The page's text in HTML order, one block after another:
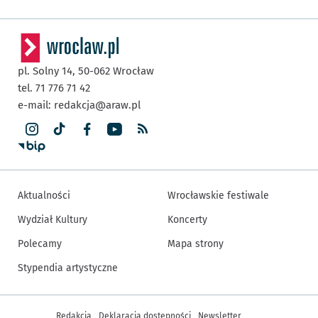
pl. Solny 14, 50-062 Wrocław
tel. 71 776 71 42
e-mail: redakcja@araw.pl
Aktualności
Wydział Kultury
Polecamy
Stypendia artystyczne
Wrocławskie festiwale
Koncerty
Mapa strony
Inne informacje
Redakcja Deklaracja dostępności Newsletter